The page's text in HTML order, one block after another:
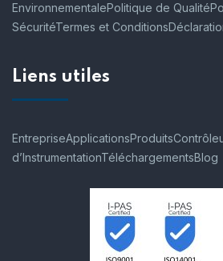
EnvironnementalePolitique de Qualité
SécuritéTermes et Conditions
Liens utiles
EntrepriseApplicationsProduits
d’InstrumentationTéléchargementsBlog